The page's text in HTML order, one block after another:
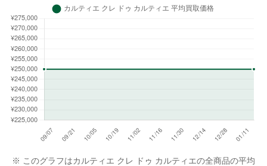
※ このグラフはカルティエ クレ ドゥ カルティエの全商品の平均